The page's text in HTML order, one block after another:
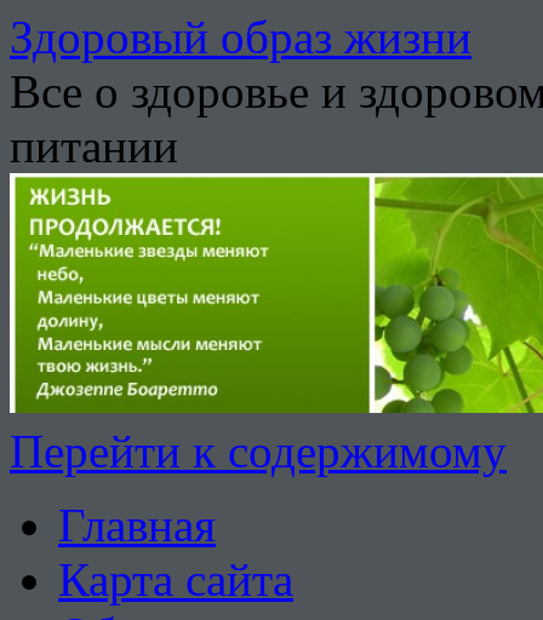
Здоровый образ жизни
Все о здоровье и
питании
Перейти к содержимому
Главная
Карта сайта